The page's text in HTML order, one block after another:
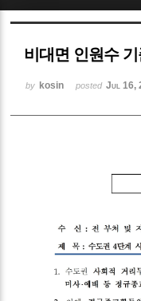
비대면 인원수 기
by kosin posted Jul 16,